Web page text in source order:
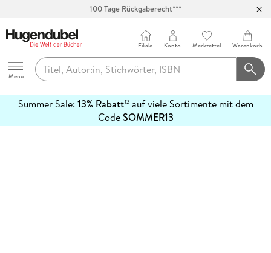
100 Tage Rückgaberecht***
Hugendubel
Menu
Filiale Konto Merkzettel Warenkorb
Summer Sale: 13% Rabatt12auf viele Sortimente mit dem
CodeSOMMER13
erfahren